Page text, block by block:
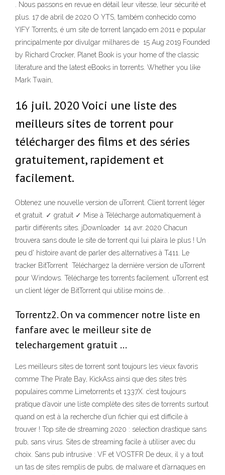
. Nous passons en revue en détail leur vitesse, leur sécurité et
plus. 17 de abril de 2020 O YTS, também conhecido como
YIFY Torrents, é um site de torrent lançado em 2011 e popular
principalmente por divulgar milhares de 15 Aug 2019 Founded
by Richard Crocker, Planet Book is your home of the classic
literature and the latest eBooks in torrents. Whether you like
Mark Twain,
16 juil. 2020 Voici une liste des
meilleurs sites de torrent pour
télécharger des films et des séries
gratuitement, rapidement et
facilement.
Obtenez une nouvelle version de uTorrent. Client torrent léger
et gratuit. ✓ gratuit ✓ Mise à Télécharge automatiquement à
partir différents sites. jDownloader 14 avr. 2020 Chacun
trouvera sans doute le site de torrent qui lui plaira le plus ! Un
peu d' histoire avant de parler des alternatives à T411. Le
tracker BitTorrent Téléchargez la dernière version de uTorrent
pour Windows. Télécharge tes torrents facilement. uTorrent est
un client léger de BitTorrent qui utilise moins de.. .
Torrentz2. On va commencer notre liste en
fanfare avec le meilleur site de
telechargement gratuit …
Les meilleurs sites de torrent sont toujours les vieux favoris
comme The Pirate Bay, KickAss ainsi que des sites très
populaires comme Limetorrents et 1337X. c’est toujours
pratique d’avoir une liste complète des sites de torrents surtout
quand on est à la recherche d’un fichier qui est difficile à
trouver ! Top site de streaming 2020 : selection drastique sans
pub, sans virus. Sites de streaming facile à utiliser avec du
choix. Sans pub intrusive : VF et VOSTFR De deux, il y a tout
un tas de sites remplis de pubs, de malware et d’arnaques en